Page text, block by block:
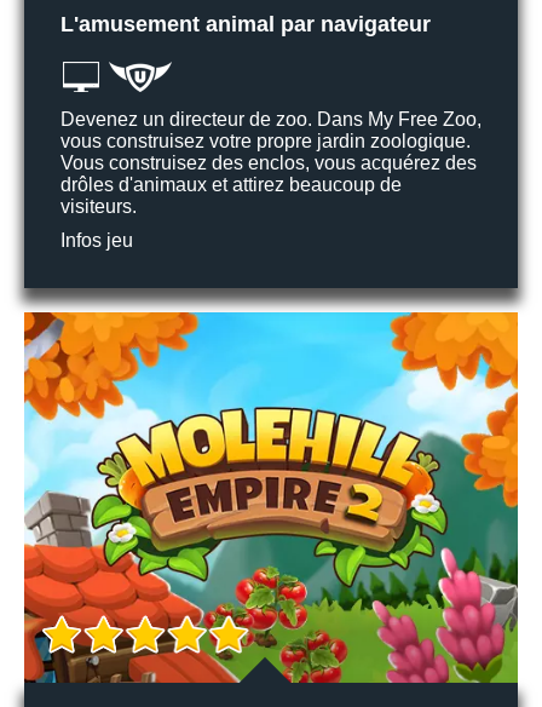
L'amusement animal par navigateur
Devenez un directeur de zoo. Dans My Free Zoo,
vous construisez votre propre jardin zoologique.
Vous construisez des enclos, vous acquérez des
drôles d'animaux et attirez beaucoup de
visiteurs.
Infos jeu